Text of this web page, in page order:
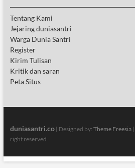
Tentang Kami
Jejaring duniasantri
Warga Dunia Santri
Register
Kirim Tulisan
Kritik dan saran
Peta Situs
duniasantri.co| Designed by: Theme Freesia|
right reserved